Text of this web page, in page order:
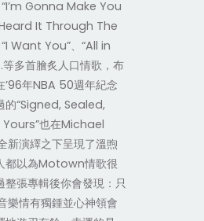
Gonna Make You
Heard It Through The
Want You”、“All in
多首膾炙人口情歌，布
’96年NBA 50週年紀念
的“Signed, Sealed,
也在Michael
演繹之下呈現了溫煦
都以為Motown情歌很
整張專輯後你會發現：只
情有獨鍾並心神領會